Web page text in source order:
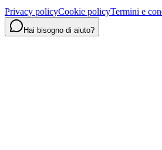
Privacy policyCookie policyTermini e
Hai bisogno di aiuto?